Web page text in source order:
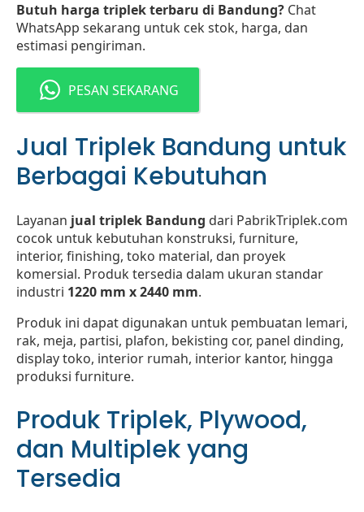
Butuh harga triplek terbaru di Bandung? Chat
WhatsApp sekarang untuk cek stok, harga, dan
estimasi pengiriman.
PESAN SEKARANG
Jual Triplek Bandung untuk
Berbagai Kebutuhan
Layanan jual triplek Bandung dari PabrikTriplek.com
cocok untuk kebutuhan konstruksi, furniture,
interior, finishing, toko material, dan proyek
komersial. Produk tersedia dalam ukuran standar
industri 1220 mm x 2440 mm.
Produk ini dapat digunakan untuk pembuatan lemari,
rak, meja, partisi, plafon, bekisting cor, panel dinding,
display toko, interior rumah, interior kantor, hingga
produksi furniture.
Produk Triplek, Plywood,
dan Multiplek yang
Tersedia